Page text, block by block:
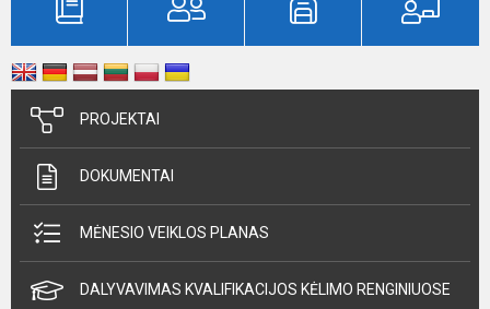
PROJEKTAI
DOKUMENTAI
MĖNESIO VEIKLOS PLANAS
DALYVAVIMAS KVALIFIKACIJOS KĖLIMO RENGINIUOSE